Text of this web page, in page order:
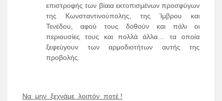
επιστροφής των βίαια εκτοπισμένων προσφύγων
της Κωνσταντινούπολης, της Ίμβρου και
Τενέδου, αφού τους δοθούν και πάλι οι
περιουσίες τους και πολλά άλλα… τα οποία
ξεφεύγουν των αρμοδιοτήτων αυτής της
προβολής.
Να μην ξεχνάμε λοιπόν ποτέ !